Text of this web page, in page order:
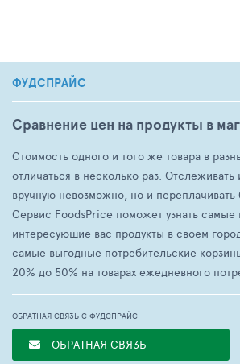
ФУДСПРАЙС
Сравнение цен на продукты в
Стоимость одного и того же товара в
отличаться в несколько раз. Отслеживать
вручную невозможно, но и
Сервис FoodsPrice поможет узнать
интересующие вас продукты в своем
самые выгодные потребительские
20% до 50% на товарах ежедневного
ОБРАТНАЯ СВЯЗЬ С ФУДСПРАЙС
ОБРАТНАЯ СВЯЗЬ